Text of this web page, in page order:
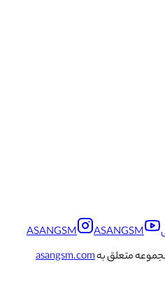
ASANGSM
ASANGSM
متعلق بهasangsm.com